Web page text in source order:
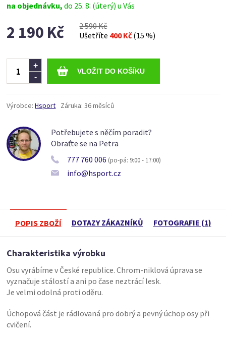
na objednávku,do 25. 8. (úterý) u Vás
2 190 Kč
2 590 Kč
Ušetříte 400 Kč(15 %)
-
+
Výrobce: Hsport Záruka: 36 měsíců
Potřebujete s něčím poradit?
Obraťte se na Petra
777 760 006 (po-pá: 9:00 - 17:00)
info@hsport.cz
POPIS ZBOŽÍ DOTAZY ZÁKAZNÍKŮ FOTOGRAFIE (1)
Charakteristika výrobku
Osu vyrábíme v České republice. Chrom-niklová úprava se
vyznačuje stálostí a ani po čase neztrácí lesk.
Je velmi odolná proti oděru.
Úchopová část je rádlovaná pro dobrý a pevný úchop osy při
cvičení.